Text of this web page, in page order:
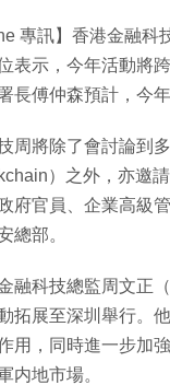
專訊】香港金融
表示，今年活動將
長傅仲森預計，今
周將除了會討論到
）之外，亦邀
府官員、企業高級
總部。
融科技總監周文正
拓展至深圳舉行。
用，同時進一步加
内地市場。